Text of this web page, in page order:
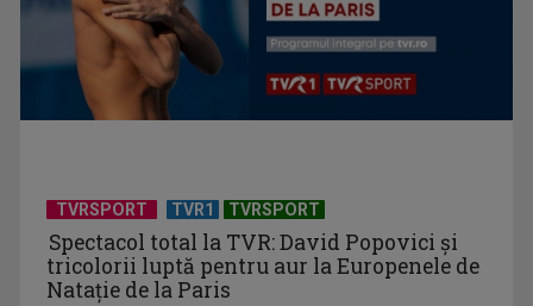
Universitatea de Vară, la Băile Tușnad | VIDEO
TVRSPORT TVR1 TVRSPORT
Spectacol total la TVR: David Popovici și
tricolorii luptă pentru aur la Europenele de
Natație de la Paris